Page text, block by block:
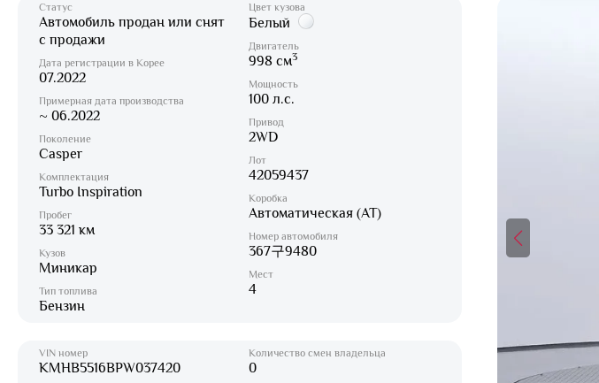
Статус
Автомобиль продан или снят
с продажи
Дата регистрации в Корее
07.2022
Примерная дата производства
~ 06.2022
Поколение
Casper
Комплектация
Turbo Inspiration
Пробег
33 321 км
Кузов
Миникар
Тип топлива
Бензин
Цвет кузова
Белый
Двигатель
998 см3
Мощность
100 л.с.
Привод
2WD
Лот
42059437
Коробка
Автоматическая (AT)
Номер автомобиля
367구9480
Мест
4
VIN номер
KMHB5516BPW037420
Количество смен владельца
0